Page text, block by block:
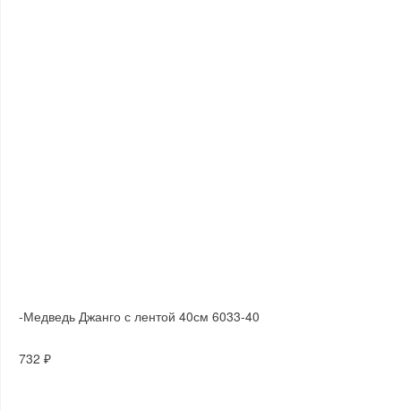
-Медведь Джанго с лентой 40см 6033-40
732 ₽